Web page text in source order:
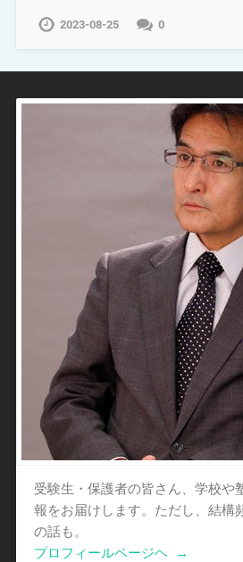
2023-08-25 0
受験生・保護者の皆さん、学校や
報をお届けします。ただし、結構
の話も。
プロフィールページヘ
→